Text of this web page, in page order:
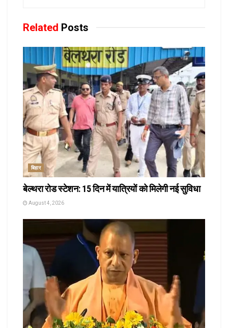
Related Posts
बिहार
बेल्थरा रोड स्टेशन: 15 दिन में यात्रियों को मिलेगी नई सुविधा
August 4, 2026